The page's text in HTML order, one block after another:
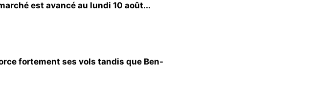
est avancé au lundi 10 août...
fortement ses vols tandis que Ben-